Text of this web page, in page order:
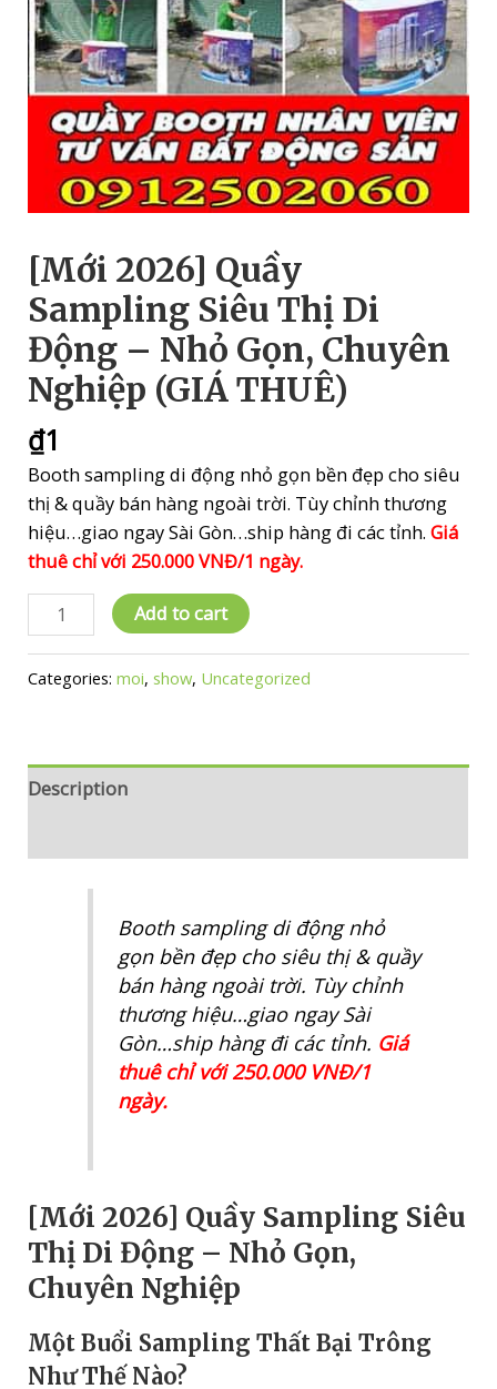
[Mới 2026] Quầy
Sampling Siêu Thị Di
Động – Nhỏ Gọn, Chuyên
Nghiệp (GIÁ THUÊ)
₫1
Booth sampling di động nhỏ gọn bền đẹp cho siêu
thị & quầy bán hàng ngoài trời. Tùy chỉnh thương
hiệu…giao ngay Sài Gòn…ship hàng đi các tỉnh.Giá
thuê chỉ với 250.000 VNĐ/1 ngày.
[Mới
2026]
Sampling
Di
Nhỏ
Add to cart
Categories:moi, show, Uncategorized
Description
Booth sampling di động nhỏ
gọn bền đẹp cho siêu thị & quầy
bán hàng ngoài trời. Tùy chỉnh
thương hiệu…giao ngay Sài
Gòn…ship hàng đi các tỉnh. Giá
thuê chỉ với 250.000 VNĐ/1
ngày.
[Mới 2026] Quầy Sampling Siêu
Thị Di Động – Nhỏ Gọn,
Chuyên Nghiệp
Một Buổi Sampling Thất Bại Trông
Như Thế Nào?